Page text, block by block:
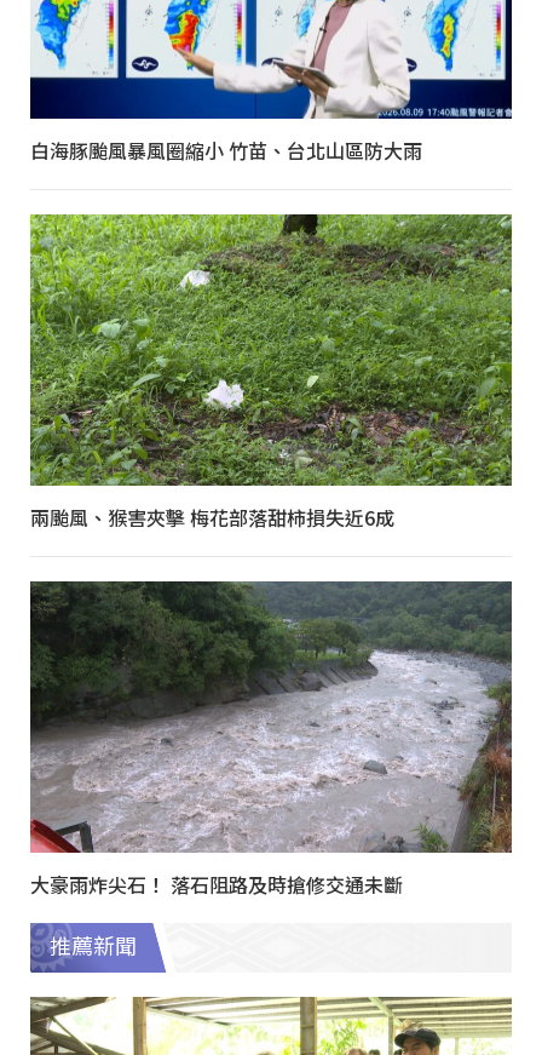
白海豚颱風暴風圈縮小 竹苗、台北山區防大雨
兩颱風、猴害夾擊 梅花部落甜柿損失近6成
大豪雨炸尖石！ 落石阻路及時搶修交通未斷
推薦新聞